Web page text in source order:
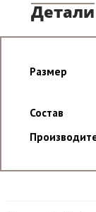
Детали
Размер
Состав